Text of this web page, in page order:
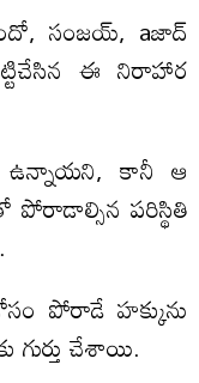
సంజయ్‌, aజాద్
ఈ నిరాహార
ఉన్నాయని, కానీ ఆ
పరిస్థితి
పోరాడే హక్కును
చేశాయి.